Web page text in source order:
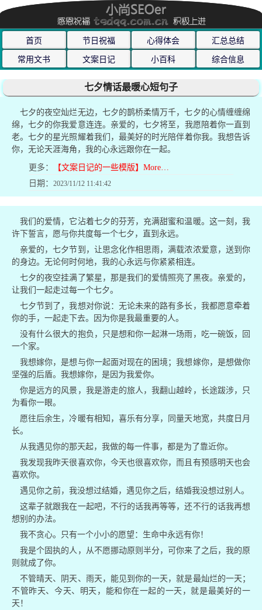
首页 节日祝福 心得体会 汇总总结
常用文书 文案日记 小百科 综合信息
七夕情话最暖心短句子
七夕的夜空灿烂无边，七夕的鹊桥柔情万千，七夕的心情缠缠绵
绵，七夕的你我爱意连连。亲爱的，七夕将至，我愿陪着你一直到
老。七夕的星光照耀着我们，最美好的时光陪伴着你我。我想告诉
你，无论天涯海角，我的心永远跟你在一起。
更多：
【文案日记的一些模版】More…
日期： 2023/11/12 11:41:42
我们的爱情，它沾着七夕的芬芳，充满甜蜜和温暖。这一刻，我
许下誓言，愿与你共度每一个七夕，直到永远。
亲爱的，七夕节到，让思念化作相思雨，满载浓浓爱意，送到你
的身边。无论何时何地，我的心永远与你紧紧相连。
七夕的夜空挂满了繁星，那是我们的爱情照亮了黑夜。亲爱的，
让我们一起走过每一个七夕。
七夕节到了，我想对你说：无论未来的路有多长，我都愿意牵着
你的手，一起走下去。因为你是我最重要的人。
没有什么很大的抱负，只是想和你一起淋一场雨，吃一碗饭，回
一个家。
我想嫁你，是想与你一起面对现在的困境；我想嫁你，是想做你
坚强的后盾。我想嫁你，是因为我爱你。
你是远方的风景，我是游走的旅人，我翻山越岭，长途跋涉，只
为看你一眼。
愿往后余生，冷暖有相知，喜乐有分享，同量天地宽，共度日月
长。
从我遇见你的那天起，我做的每一件事，都是为了靠近你。
我发现我昨天很喜欢你，今天也很喜欢你，而且有预感明天也会
喜欢你。
遇见你之前，我没想过结婚，遇见你之后，结婚我没想过别人。
这辈子就跟我在一起吧，不行的话我再等等，还不行的话我再想
想别的办法。
我不贪心。只有一个小小的愿望：生命中永远有你！
我是个固执的人，从不愿挪动原则半分，可你来了之后，我的原
则就成了你。
不管晴天、阴天、雨天，能见到你的一天，就是最灿烂的一天；
不管昨天、今天、明天，能和你在一起的一天，就是最美好的一
天！